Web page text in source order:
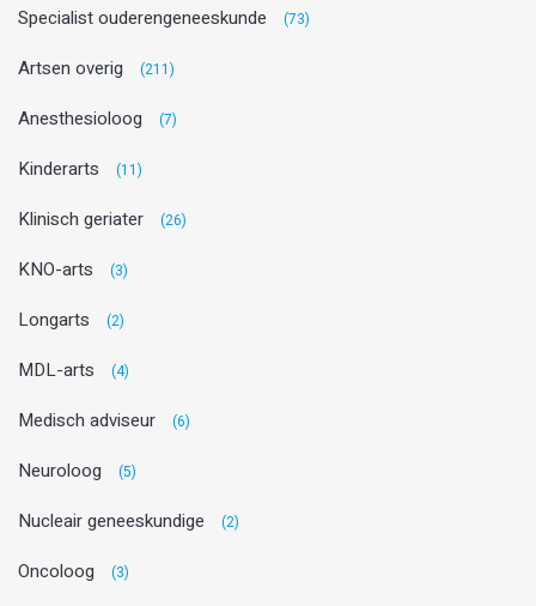
Specialist ouderengeneeskunde (73)
Artsen overig (211)
Anesthesioloog (7)
Kinderarts (11)
Klinisch geriater (26)
KNO-arts (3)
Longarts (2)
MDL-arts (4)
Medisch adviseur (6)
Neuroloog (5)
Nucleair geneeskundige (2)
Oncoloog (3)